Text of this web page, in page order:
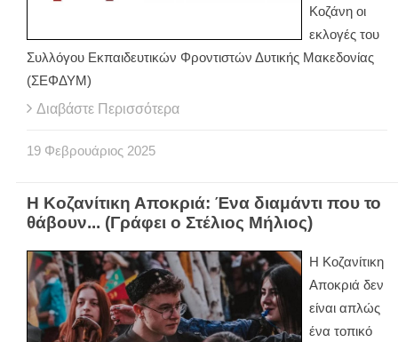
Κοζάνη οι
εκλογές του
Συλλόγου Εκπαιδευτικών Φροντιστών Δυτικής Μακεδονίας
(ΣΕΦΔΥΜ)
Διαβάστε Περισσότερα
19 Φεβρουάριος 2025
Η Κοζανίτικη Αποκριά: Ένα διαμάντι που το
θάβουν... (Γράφει ο Στέλιος Μήλιος)
Η Κοζανίτικη
Αποκριά δεν
είναι απλώς
ένα τοπικό